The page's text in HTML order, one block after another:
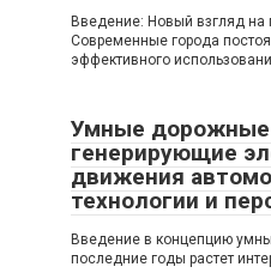
Введение: Новый взгляд на
Современные города
эффективного
Умные дорожные
генерирующие
движения
технологии и
Введение в концепцию
последние годы растет